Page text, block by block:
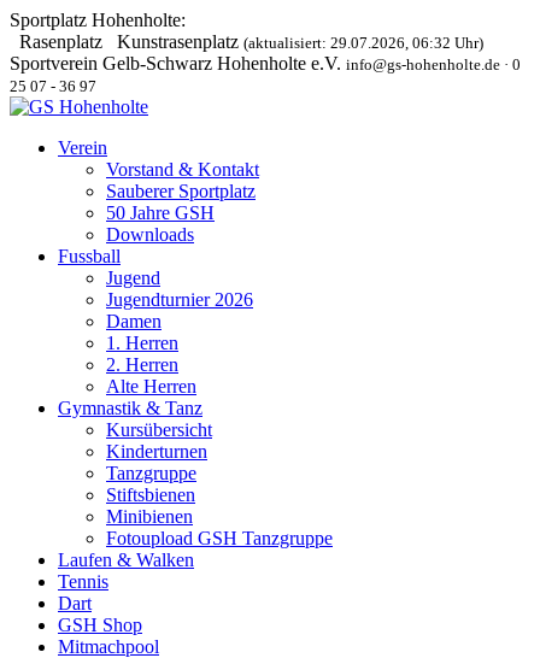
Sportplatz Hohenholte:
Rasenplatz
Kunstrasenplatz (aktualisiert: 29.07.2026, 06:32 Uhr)
Sportverein Gelb-Schwarz Hohenholte e.V. info@gs-hohenholte.de · 0
25 07 - 36 97
Verein
Vorstand & Kontakt
Sauberer Sportplatz
50 Jahre GSH
Downloads
Fussball
Jugend
Jugendturnier 2026
Damen
1. Herren
2. Herren
Alte Herren
Gymnastik & Tanz
Kursübersicht
Kinderturnen
Tanzgruppe
Stiftsbienen
Minibienen
Fotoupload GSH Tanzgruppe
Laufen & Walken
Tennis
Dart
GSH Shop
Mitmachpool